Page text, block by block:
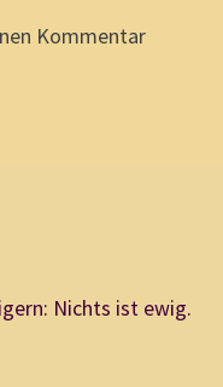
Kommentar
Nichts ist ewig.